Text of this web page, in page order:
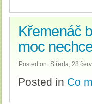
Křemenáč
moc
Posted on: Středa, 28
Posted in Co